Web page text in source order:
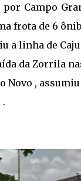
por Campo
frota de 6
a linha de
da Zorrila
Novo ,
.